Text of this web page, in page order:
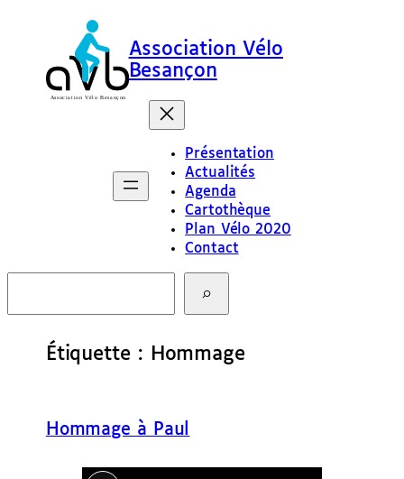
Association Vélo
Besançon
Présentation
Actualités
Agenda
Cartothèque
Plan Vélo 2020
Contact
c
Étiquette : Hommage
Hommage à Paul